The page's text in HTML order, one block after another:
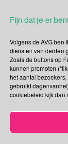
Fijn dat je er
Volgens de AVG ben
diensten van derden
Zoals de buttons op
kunnen promoten
het aantal
gebruikt
cookiebeleid kijk dan
Social
Je kunt me
Zoeken